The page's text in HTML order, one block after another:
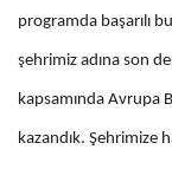
programda başarılı
şehrimiz adına son
kapsamında Avrupa
kazandık. Şehrimize